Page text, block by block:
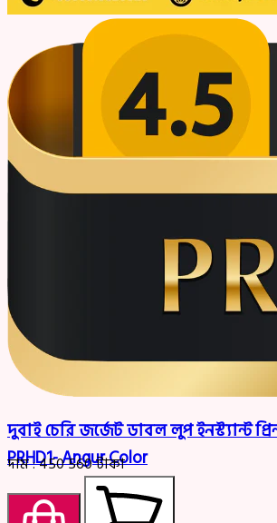
দুবাই চেরি জর্জেট ডাবল লুপ ইনস্ট্যান্ট
PRHD1- Angur Color
দাম :450560টাকা